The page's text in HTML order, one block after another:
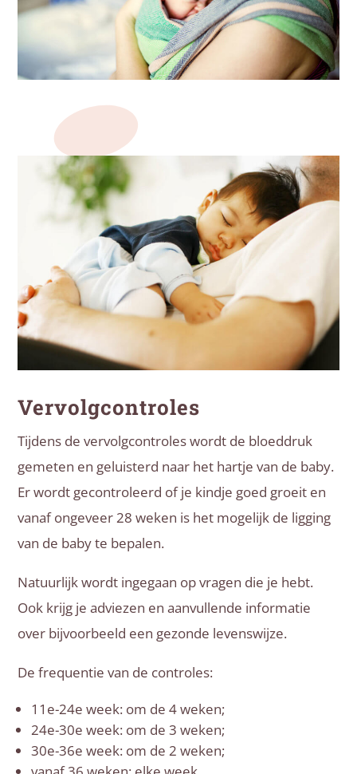
Vervolgcontroles
Tijdens de vervolgcontroles wordt de bloeddruk
gemeten en geluisterd naar het hartje van de baby.
Er wordt gecontroleerd of je kindje goed groeit en
vanaf ongeveer 28 weken is het mogelijk de ligging
van de baby te bepalen.
Natuurlijk wordt ingegaan op vragen die je hebt.
Ook krijg je adviezen en aanvullende informatie
over bijvoorbeeld een gezonde levenswijze.
De frequentie van de controles:
11e-24e week: om de 4 weken;
24e-30e week: om de 3 weken;
30e-36e week: om de 2 weken;